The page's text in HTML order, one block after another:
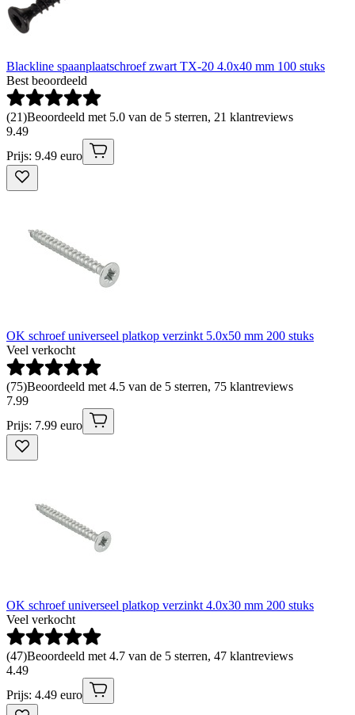
Blackline spaanplaatschroef zwart TX-20 4.0x40 mm 100 stuks
Best beoordeeld
(21)Beoordeeld met 5.0 van de 5 sterren, 21 klantreviews
9.49
Prijs: 9.49 euro
OK schroef universeel platkop verzinkt 5.0x50 mm 200 stuks
Veel verkocht
(75)Beoordeeld met 4.5 van de 5 sterren, 75 klantreviews
7.99
Prijs: 7.99 euro
OK schroef universeel platkop verzinkt 4.0x30 mm 200 stuks
Veel verkocht
(47)Beoordeeld met 4.7 van de 5 sterren, 47 klantreviews
4.49
Prijs: 4.49 euro